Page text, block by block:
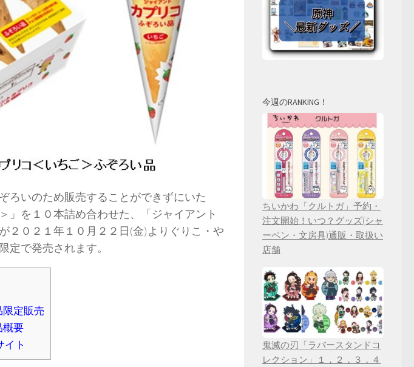
ろいのため販売することができずにいた
」を１０本詰め合わせた、「ジャイアント
２０２１年１０月２２日(金)よりぐりこ・や
定で発売されます。
定販売
概要
イト
今週のRANKING！
ちいかわ「クルトガ」予約・
注文開始！いつ？グッズ(シャ
ーペン・文房具)通販・取扱い
店舗
鬼滅の刃「ラバースタンドコ
レクション」１，２，３，４